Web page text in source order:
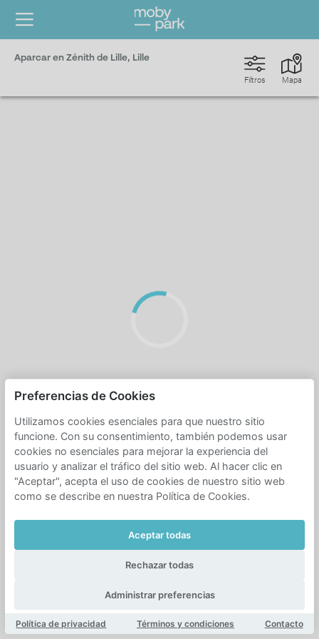
Aparcar en Zénith de Lille, Lille
Mapa
Filtros
Preferencias de Cookies
Utilizamos cookies esenciales para que nuestro sitio
funcione. Con su consentimiento, también podemos usar
cookies no esenciales para mejorar la experiencia del
usuario y analizar el tráfico del sitio web. Al hacer clic en
"Aceptar", acepta el uso de cookies de nuestro sitio web
como se describe en nuestra Política de Cookies.
Aceptar todas
Rechazar todas
Administrar preferencias
Política de privacidad Términos y condiciones Contacto